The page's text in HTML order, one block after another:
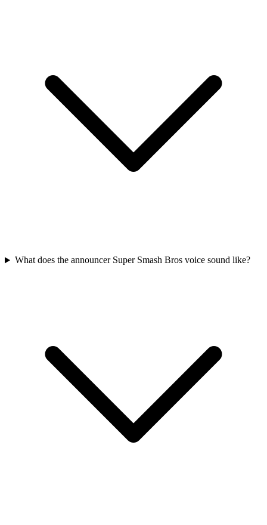
What does the announcer Super Smash Bros voice sound like?